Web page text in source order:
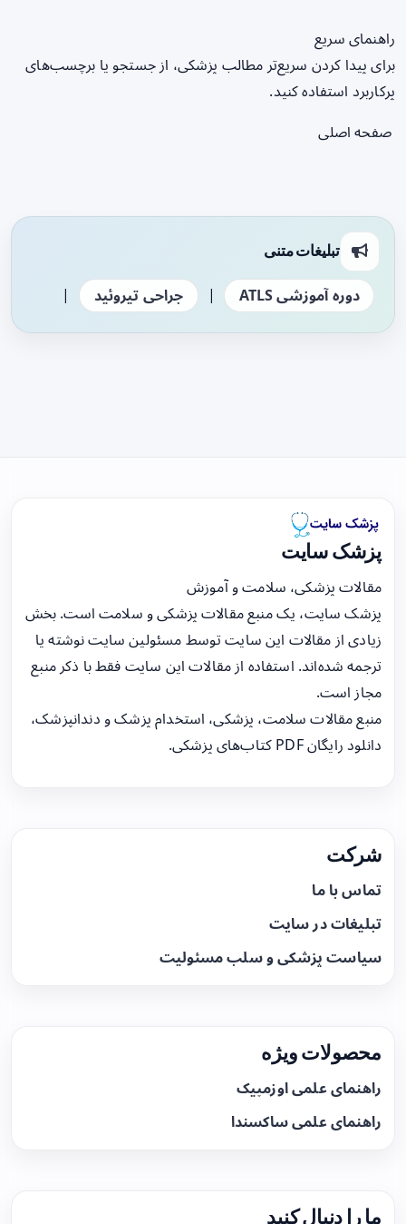
راهنمای سریع
برای پیدا کردن سریع‌تر مطالب پزشکی، از جستجو یا برچسب‌های
پرکاربرد استفاده کنید.
صفحه اصلی
تبلیغات متنی
دوره آموزشی ATLS | جراحی تیروئید |
پزشک سایت
مقالات پزشکی، سلامت و آموزش
پزشک سایت، یک منبع مقالات پزشکی و سلامت است. بخش
زیادی از مقالات این سایت توسط مسئولین سایت نوشته یا
ترجمه شده‌اند. استفاده از مقالات این سایت فقط با ذکر منبع
مجاز است.
منبع مقالات سلامت، پزشکی، استخدام پزشک و دندانپزشک،
دانلود رایگان PDF کتاب‌های پزشکی.
شرکت
تماس با ما
تبلیغات در سایت
سیاست پزشکی و سلب مسئولیت
محصولات ویژه
راهنمای علمی اوزمپیک
راهنمای علمی ساکسندا
ما را دنبال کنید